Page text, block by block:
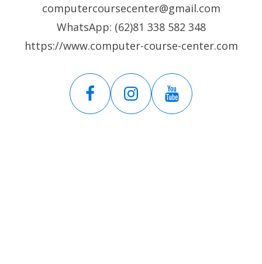
computercoursecenter@gmail.com
WhatsApp: (62)81 338 582 348
https://www.computer-course-center.com